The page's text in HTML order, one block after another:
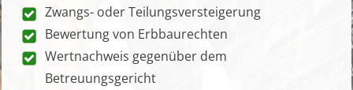
Zwangs- oder Teilungsversteigerung
Bewertung von Erbbaurechten
Wertnachweis gegenüber dem
Betreuungsgericht